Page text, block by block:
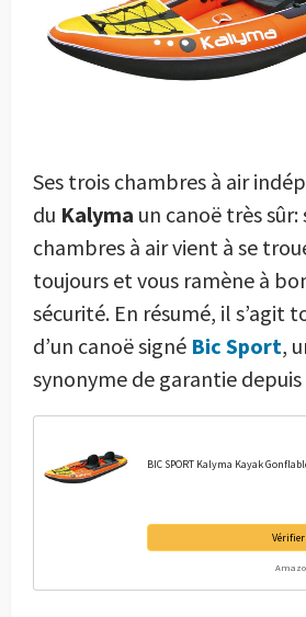
Ses trois chambres à air
du Kalyma un canoë très sûr:
chambres à air vient à se
toujours et vous ramène à
sécurité. En résumé, il s’agit
d’un canoë signé Bic Sport,
synonyme de garantie depuis
BIC SPORT Kalyma Kayak